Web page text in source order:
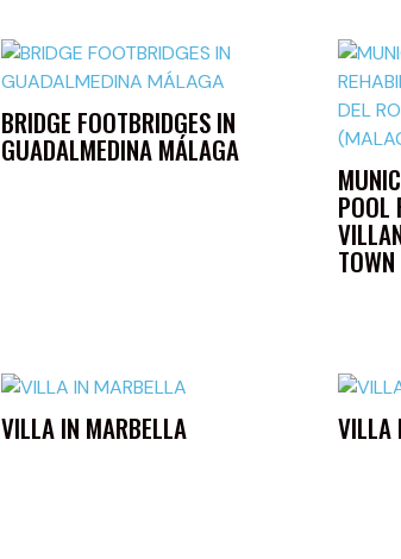
BRIDGE FOOTBRIDGES IN
GUADALMEDINA MÁLAGA
POOL
VILLA IN MARBELLA VILLA